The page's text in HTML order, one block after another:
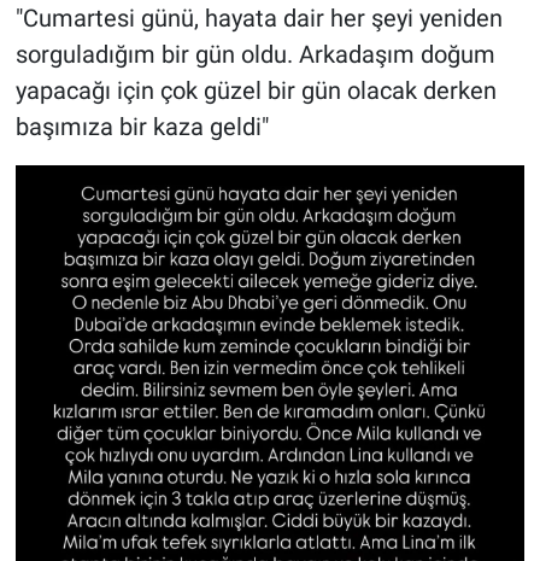
"Cumartesi günü, hayata dair her şeyi yeniden
sorguladığım bir gün oldu. Arkadaşım doğum
yapacağı için çok güzel bir gün olacak derken
başımıza bir kaza geldi"